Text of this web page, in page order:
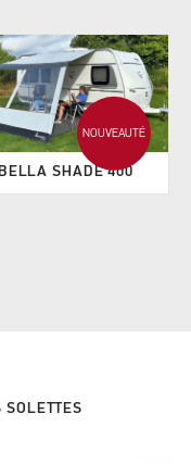
NOUVEAUTÉ
SHADE 400
SOLETTES